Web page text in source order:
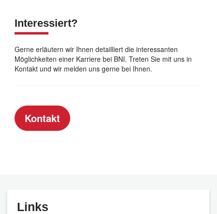
Interessiert?
Gerne erläutern wir Ihnen detailliert die interessanten
Möglichkeiten einer Karriere bei BNI. Treten Sie mit uns in
Kontakt und wir melden uns gerne bei Ihnen.
Kontakt
Links